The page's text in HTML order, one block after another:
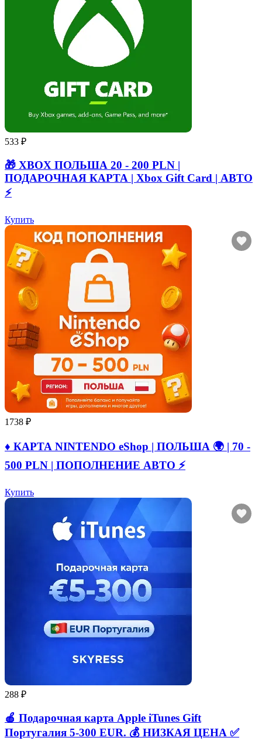
533 ₽
🎁 XBOX ПОЛЬША 20 - 200 PLN |
ПОДАРОЧНАЯ КАРТА | Xbox Gift Card | АВТО
⚡
Купить
1738 ₽
♦️ КАРТА NINTENDO eShop | ПОЛЬША 🌍 | 70 -
500 PLN | ПОПОЛНЕНИЕ АВТО ⚡
Купить
288 ₽
🍎 Подарочная карта Apple iTunes Gift
Португалия 5-300 EUR. 💰 НИЗКАЯ ЦЕНА ✅